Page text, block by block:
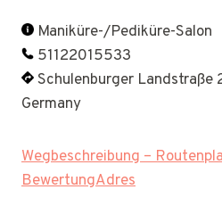
Maniküre-/Pediküre-Salon
51122015533
Schulenburger Landstraße
Germany
Wegbeschreibung –
BewertungAdres